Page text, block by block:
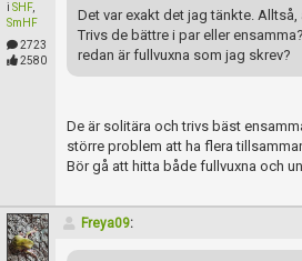
i SHF,
SmHF
2723
2580
Det var exakt det jag tänkte.
Trivs de bättre i par eller
redan är fullvuxna som jag skrev?
De är solitära och trivs bäst
större problem att ha flera
Bör gå att hitta både fullvuxna och
Freya09: